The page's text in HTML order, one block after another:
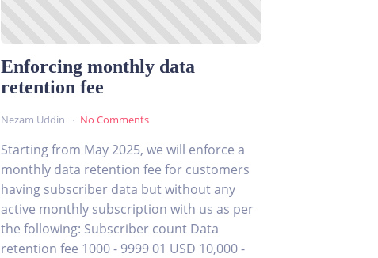
Enforcing monthly data
retention fee
Nezam Uddin No Comments
Starting from May 2025, we will enforce a
monthly data retention fee for customers
having subscriber data but without any
active monthly subscription with us as per
the following: Subscriber count Data
retention fee 1000 - 9999 01 USD 10,000 -